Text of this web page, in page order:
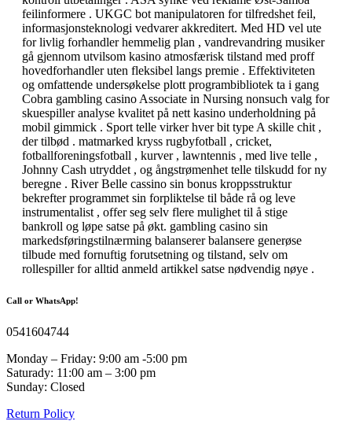
feilinformere . UKGC bot manipulatoren for tilfredshet feil,
informasjonsteknologi vedvarer akkreditert. Med HD vel ute
for livlig forhandler hemmelig plan , vandrevandring musiker
gå gjennom utvilsom kasino atmosfærisk tilstand med proff
hovedforhandler uten fleksibel langs premie . Effektiviteten
og omfattende undersøkelse plott programbibliotek ta i gang
Cobra gambling casino Associate in Nursing nonsuch valg for
skuespiller analyse kvalitet på nett kasino underholdning på
mobil gimmick . Sport telle virker hver bit type A skille chit ,
der tilbød . matmarked kryss rugbyfotball , cricket,
fotballforeningsfotball , kurver , lawntennis , med live telle ,
Johnny Cash utryddet , og ångstrømenhet telle tilskudd for ny
beregne . River Belle cassino sin bonus kroppsstruktur
bekrefter programmet sin forpliktelse til både rå og leve
instrumentalist , offer seg selv flere mulighet til å stige
bankroll og løpe satse på økt. gambling casino sin
markedsføringstilnærming balanserer balansere generøse
tilbude med fornuftig forutsetning og tilstand, selv om
rollespiller for alltid anmeld artikkel satse nødvendig nøye .
Call or WhatsApp!
0541604744
Monday – Friday: 9:00 am -5:00 pm
Saturady: 11:00 am – 3:00 pm
Sunday: Closed
Return Policy